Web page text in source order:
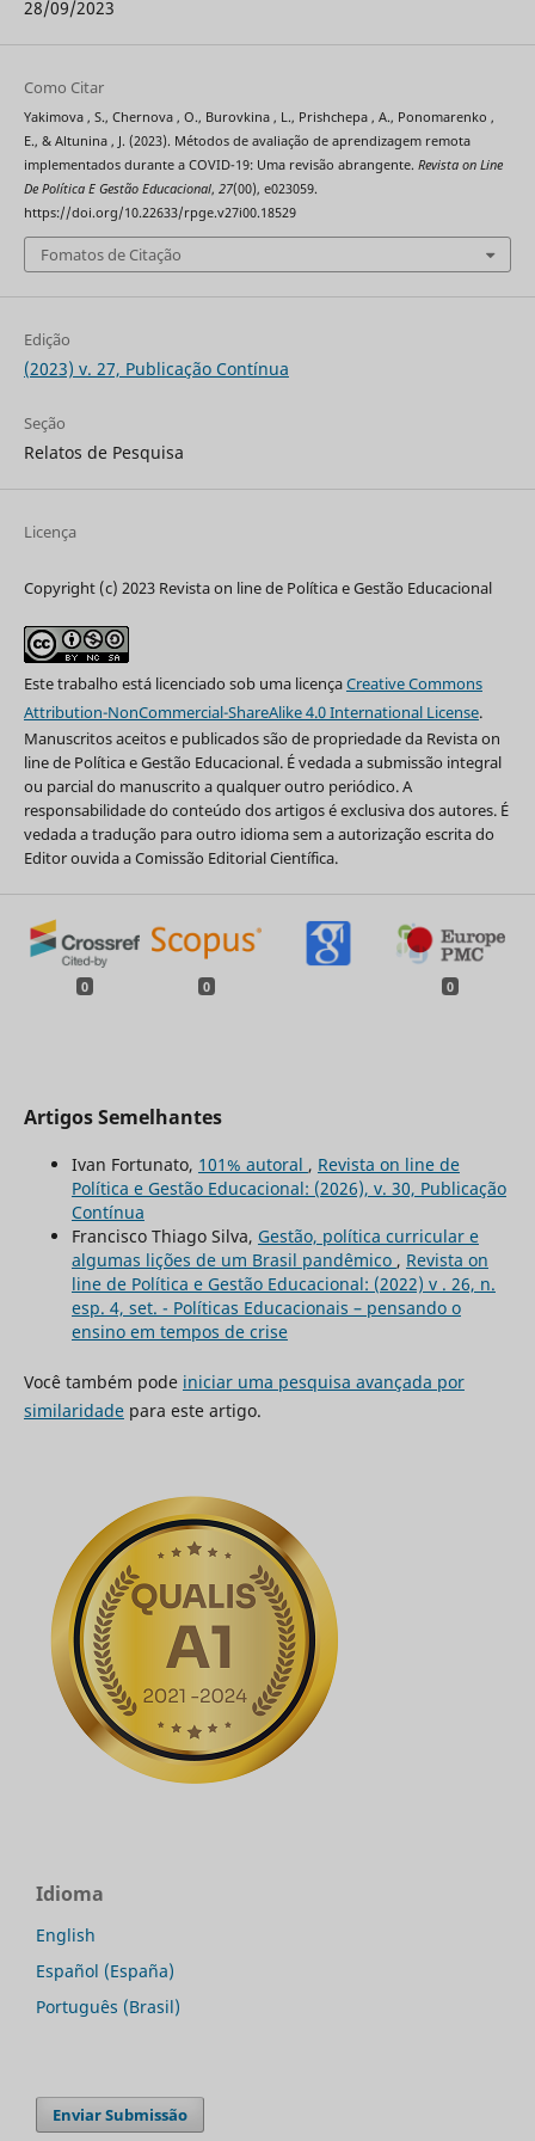
28/09/2023
Como Citar
Yakimova , S., Chernova , O., Burovkina , L., Prishchepa , A., Ponomarenko ,
E., & Altunina , J. (2023). Métodos de avaliação de aprendizagem remota
implementados durante a COVID-19: Uma revisão abrangente. Revista on Line
De Política E Gestão Educacional, 27(00), e023059.
https://doi.org/10.22633/rpge.v27i00.18529
Fomatos de Citação
Edição
(2023) v. 27, Publicação Contínua
Seção
Relatos de Pesquisa
Licença
Copyright (c) 2023 Revista on line de Política e Gestão Educacional
Este trabalho está licenciado sob uma licençaCreative Commons
Attribution-NonCommercial-ShareAlike 4.0 International License.
Manuscritos aceitos e publicados são de propriedade da Revista on
line de Política e Gestão Educacional. É vedada a submissão integral
ou parcial do manuscrito a qualquer outro periódico. A
responsabilidade do conteúdo dos artigos é exclusiva dos autores. É
vedada a tradução para outro idioma sem a autorização escrita do
Editor ouvida a Comissão Editorial Científica.
0 0 0
Artigos Semelhantes
Ivan Fortunato, 101% autoral , Revista on line de
Política e Gestão Educacional: (2026), v. 30, Publicação
Contínua
Francisco Thiago Silva, Gestão, política curricular e
algumas lições de um Brasil pandêmico , Revista on
line de Política e Gestão Educacional: (2022) v . 26, n.
esp. 4, set. - Políticas Educacionais – pensando o
ensino em tempos de crise
Você também pode iniciar uma pesquisa avançada por
similaridadepara este artigo.
Idioma
English
Español (España)
Português (Brasil)
Enviar Submissão